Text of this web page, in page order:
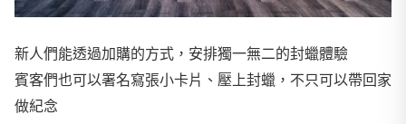
新人們能透過加購的方式，安排獨一無二的封蠟體驗
賓客們也可以署名寫張小卡片、壓上封蠟，不只可以帶回家
做紀念